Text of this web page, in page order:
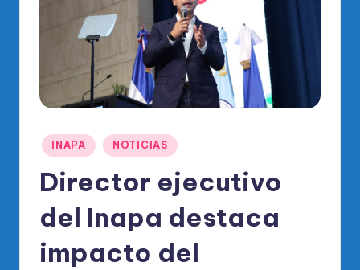
O
al
el
Publicado
en
INAPA NOTICIAS
Director ejecutivo
del Inapa destaca
impacto del